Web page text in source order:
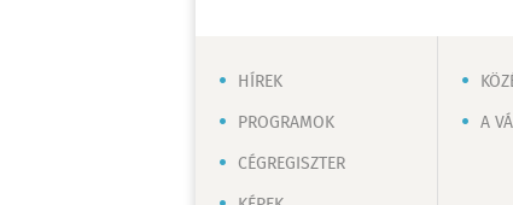
HÍREK
PROGRAMOK
CÉGREGISZTER
A